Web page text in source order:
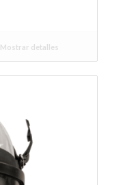
Mostrar detalles